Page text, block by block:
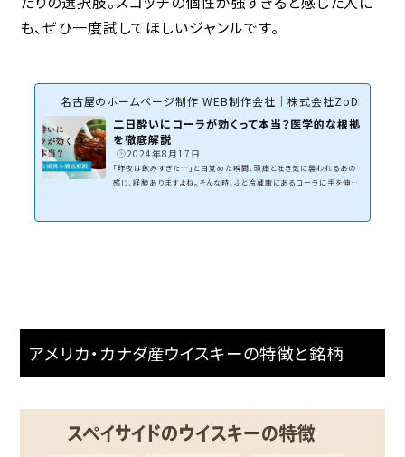
も、ぜひ一度試してほしいジャンルです。
名古屋のホームページ制作 WEB制作会社｜株式会社ZoDDo
二日酔いにコーラが効くって本当？医学的な根拠
を徹底解説
2024年8月17日
「昨夜は飲みすぎた…」と目覚めた瞬間、頭痛と吐き気に襲われるあの
感じ、経験ありますよね。そんな時、ふと冷蔵庫にあるコーラに手を伸ば
アメリカ・カナダ産ウイスキーの特徴と銘柄